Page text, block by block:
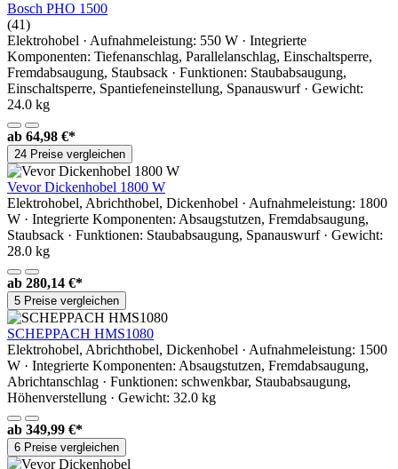
Bosch PHO 1500
(41)
Elektrohobel · Aufnahmeleistung: 550 W · Integrierte
Komponenten: Tiefenanschlag, Parallelanschlag, Einschaltsperre,
Fremdabsaugung, Staubsack · Funktionen: Staubabsaugung,
Einschaltsperre, Spantiefeneinstellung, Spanauswurf · Gewicht:
24.0 kg
ab 64,98 €*
24 Preise vergleichen
Vevor Dickenhobel 1800 W
Elektrohobel, Abrichthobel, Dickenhobel · Aufnahmeleistung: 1800
W · Integrierte Komponenten: Absaugstutzen, Fremdabsaugung,
Staubsack · Funktionen: Staubabsaugung, Spanauswurf · Gewicht:
28.0 kg
ab 280,14 €*
5 Preise vergleichen
SCHEPPACH HMS1080
Elektrohobel, Abrichthobel, Dickenhobel · Aufnahmeleistung: 1500
W · Integrierte Komponenten: Absaugstutzen, Fremdabsaugung,
Abrichtanschlag · Funktionen: schwenkbar, Staubabsaugung,
Höhenverstellung · Gewicht: 32.0 kg
ab 349,99 €*
6 Preise vergleichen